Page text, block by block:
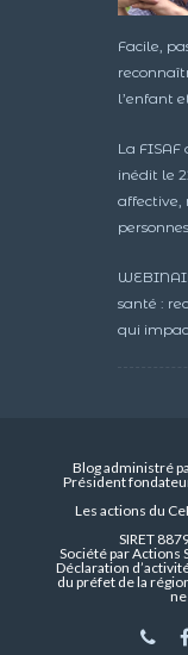
Facile,
l’enfant
La
inédit le
affective,
santé :
qui
Blog administré
Président
Les actions du
SIRET
Société par Actions
Déclaration
du préfet de la
ne